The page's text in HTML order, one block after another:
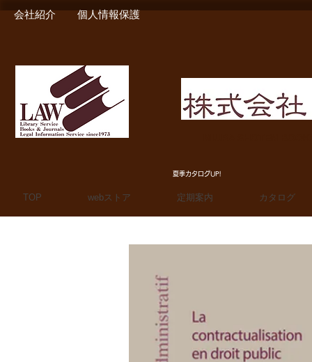
会社紹介 個人情報保護
夏季カタログUP!
TOP webストア 定期案内 カタログ